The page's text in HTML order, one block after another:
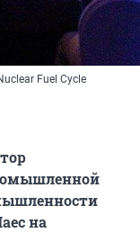
Fuel Cycle
на